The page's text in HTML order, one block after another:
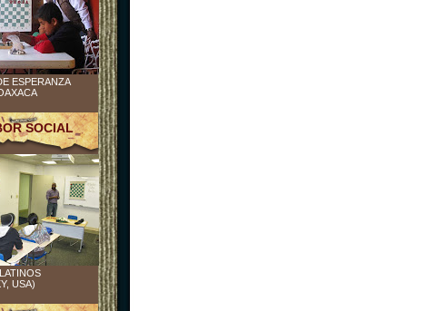
ESPERANZA
SOCIAL
USA)